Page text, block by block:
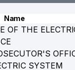
Name
OF THE
SYSTEM